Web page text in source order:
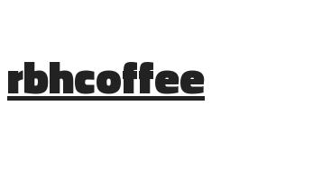
rbhcoffee